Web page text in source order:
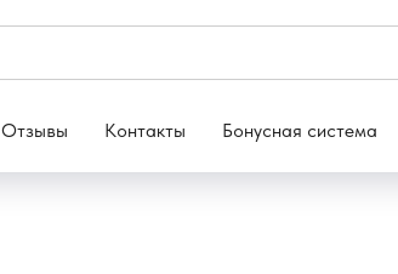
Отзывы Контакты Бонусная система